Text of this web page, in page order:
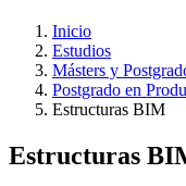
Inicio
Estudios
Másters y
Postgrado en
Estructuras BIM
Estructuras